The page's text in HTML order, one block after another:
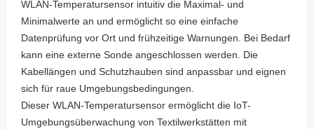
WLAN-Temperatursensor intuitiv die Maximal- und
Minimalwerte an und ermöglicht so eine einfache
Datenprüfung vor Ort und frühzeitige Warnungen. Bei Bedarf
kann eine externe Sonde angeschlossen werden. Die
Kabellängen und Schutzhauben sind anpassbar und eignen
sich für raue Umgebungsbedingungen.
Dieser WLAN-Temperatursensor ermöglicht die IoT-
Umgebungsüberwachung von Textilwerkstätten mit